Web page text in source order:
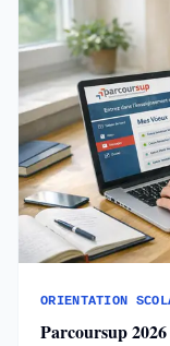
ORIENTATION
Parcoursup